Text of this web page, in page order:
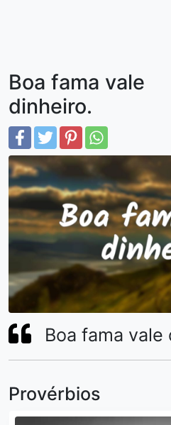
Boa fama vale
dinheiro.
Boa fama vale
Provérbios